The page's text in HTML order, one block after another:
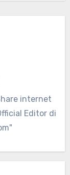
internet
Editor di